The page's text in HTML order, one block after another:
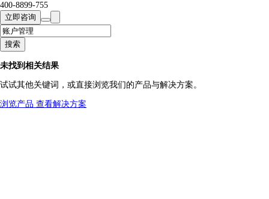
400-8899-755
立即咨询
搜索
未找到相关结果
试试其他关键词，或直接浏览我们的产品与解决方案。
浏览产品 查看解决方案